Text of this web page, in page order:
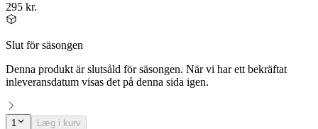
295 kr.
Slut för säsongen
Denna produkt är slutsåld för säsongen. När vi har ett bekräftat
inleveransdatum visas det på denna sida igen.
1 Læg i kurv